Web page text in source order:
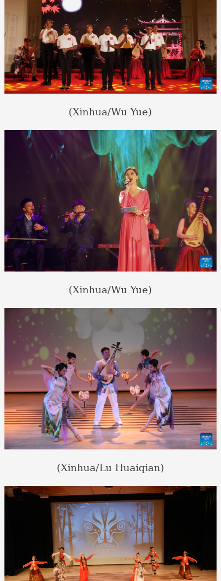
(Xinhua/Wu Yue)
(Xinhua/Wu Yue)
(Xinhua/Lu Huaiqian)